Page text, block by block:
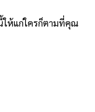
ให้แก่ใครก็ตามที่คุณ